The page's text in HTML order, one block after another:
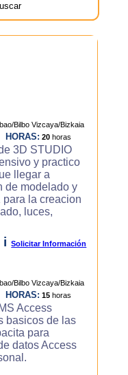
HORAS: 20 horas
3D STUDIO
y practico
llegar a
de modelado y
la creacion
luces,
i Solicitar Información
HORAS: 15 horas
Access
basicos de las
para
datos Access